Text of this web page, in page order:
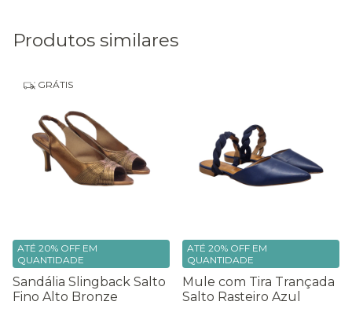
Produtos similares
GRÁTIS
Sandália Slingback Salto
Fino Alto Bronze
ATÉ 20% OFF EM
QUANTIDADE
Mule com Tira Trançada
Salto Rasteiro Azul
ATÉ 20% OFF EM
QUANTIDADE